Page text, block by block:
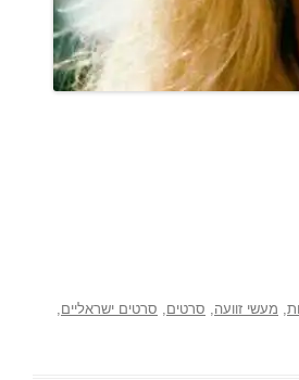
, מעשי זוועה, סרטים, סרטים ישראליים,